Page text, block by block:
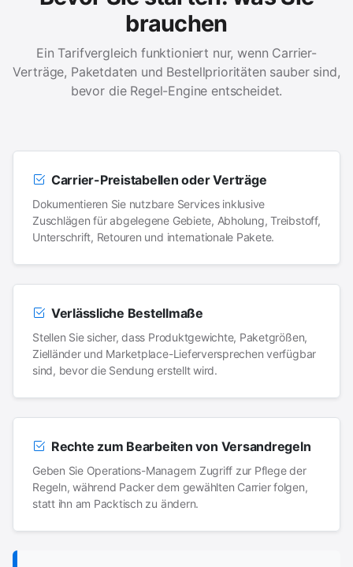
brauchen
Ein Tarifvergleich funktioniert nur, wenn Carrier-
Verträge, Paketdaten und Bestellprioritäten sauber sind,
bevor die Regel-Engine entscheidet.
Carrier-Preistabellen oder Verträge
Dokumentieren Sie nutzbare Services inklusive
Zuschlägen für abgelegene Gebiete, Abholung, Treibstoff,
Unterschrift, Retouren und internationale Pakete.
Verlässliche Bestellmaße
Stellen Sie sicher, dass Produktgewichte, Paketgrößen,
Zielländer und Marketplace-Lieferversprechen verfügbar
sind, bevor die Sendung erstellt wird.
Rechte zum Bearbeiten von Versandregeln
Geben Sie Operations-Managern Zugriff zur Pflege der
Regeln, während Packer dem gewählten Carrier folgen,
statt ihn am Packtisch zu ändern.